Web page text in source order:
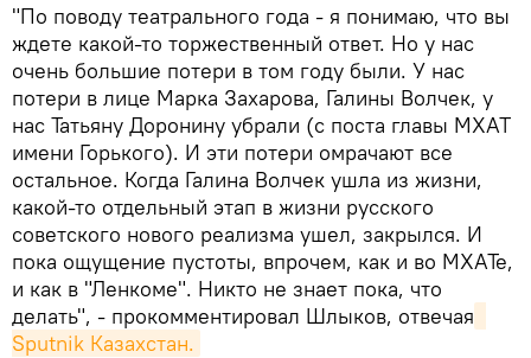
"По поводу театрального года - я понимаю, что вы
ждете какой-то торжественный ответ. Но у нас
очень большие потери в том году были. У нас
потери в лице Марка Захарова, Галины Волчек, у
нас Татьяну Доронину убрали (с поста главы МХАТ
имени Горького). И эти потери омрачают все
остальное. Когда Галина Волчек ушла из жизни,
какой-то отдельный этап в жизни русского
советского нового реализма ушел, закрылся. И
пока ощущение пустоты, впрочем, как и во МХАТе,
и как в "Ленкоме". Никто не знает пока, что
делать", - прокомментировал Шлыков, отвечая
Sputnik Казахстан.